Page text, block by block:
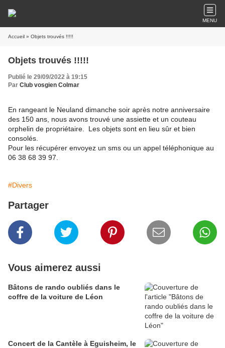
MENU
Accueil » Objets trouvés !!!!!
Objets trouvés !!!!!
Publié le 29/09/2022 à 19:15
Par Club vosgien Colmar
En rangeant le Neuland dimanche soir après notre anniversaire
des 150 ans, nous avons trouvé une assiette et un couteau
orphelin de propriétaire. Les objets sont en lieu sûr et bien
consolés.
Pour les récupérer envoyez un sms ou un appel téléphonique au
06 38 68 39 97.
#Divers
Partager
Vous aimerez aussi
Bâtons de rando oubliés dans le
coffre de la voiture de Léon
Concert de la Cantèle à Eguisheim, le